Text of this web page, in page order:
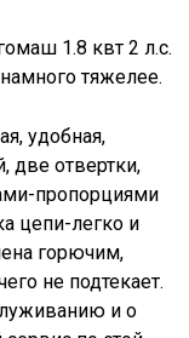
1.8 квт 2 л.с.
тяжелее.
удобная,
две отвертки,
пропорциями
цепи-легко и
горючим,
не подтекает.
и о